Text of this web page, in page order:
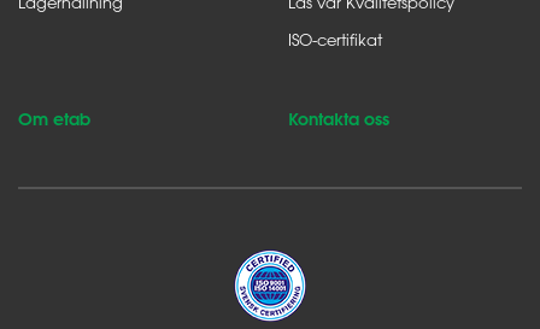
ISO-certifikat
Om etab Kontakta oss